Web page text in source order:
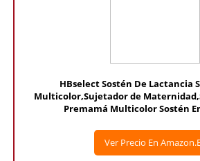
HBselect Sostén De Lactancia
Multicolor,Sujetador de
Premamá Multicolor Sostén
Ver Precio En